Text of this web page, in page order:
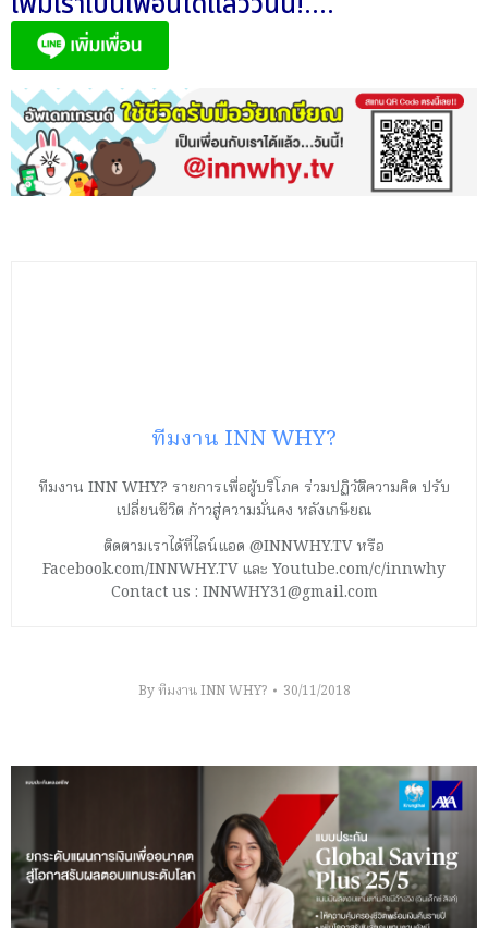
ทีมงาน INN WHY?
ทีมงาน INN WHY? รายการเพื่อผู้บริโภค ร่วมปฏิวัติความคิด ปรับ
เปลี่ยนชีวิต ก้าวสู่ความมั่นคง หลังเกษียณ
ติดตามเราได้ที่ไลน์แอด @INNWHY.TV หรือ
Facebook.com/INNWHY.TV และ Youtube.com/c/innwhy
Contact us : INNWHY31@gmail.com
Byทีมงาน INN WHY? 30/11/2018